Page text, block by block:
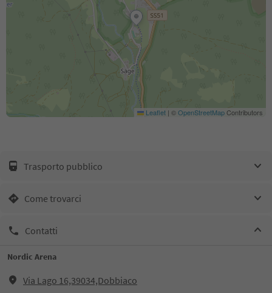
Leaflet | ©OpenStreetMapContributors
Trasporto pubblico
Come trovarci
Contatti
Nordic Arena
Via Lago 16,39034,Dobbiaco